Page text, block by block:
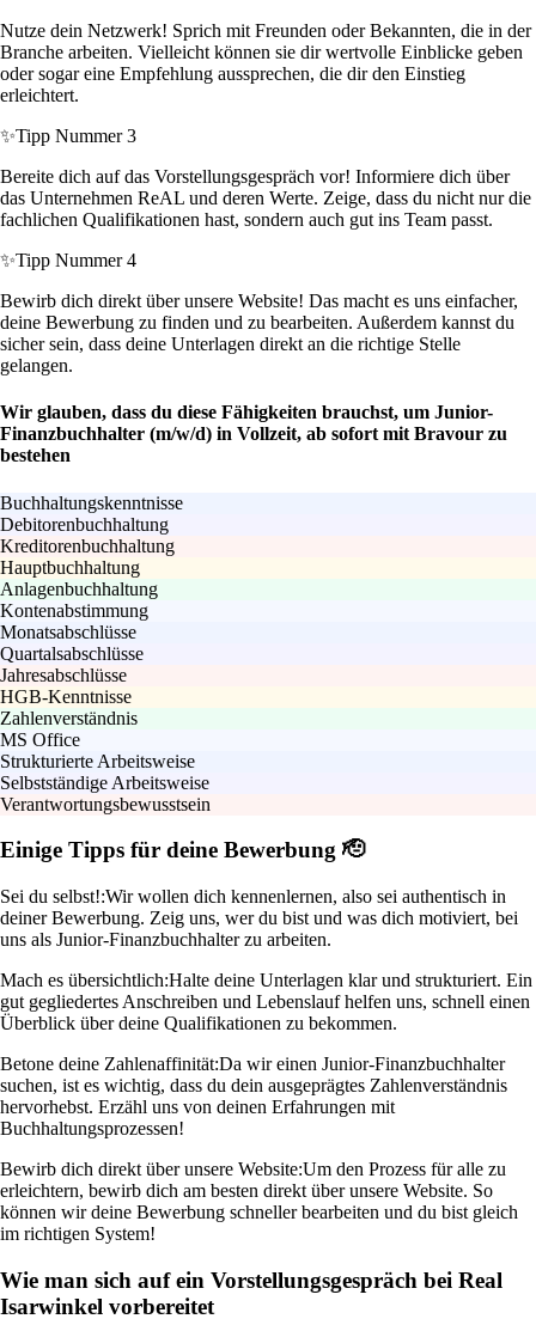
Nutze dein Netzwerk! Sprich mit Freunden oder Bekannten, die in der
Branche arbeiten. Vielleicht können sie dir wertvolle Einblicke geben
oder sogar eine Empfehlung aussprechen, die dir den Einstieg
erleichtert.
✨Tipp Nummer 3
Bereite dich auf das Vorstellungsgespräch vor! Informiere dich über
das Unternehmen ReAL und deren Werte. Zeige, dass du nicht nur die
fachlichen Qualifikationen hast, sondern auch gut ins Team passt.
✨Tipp Nummer 4
Bewirb dich direkt über unsere Website! Das macht es uns einfacher,
deine Bewerbung zu finden und zu bearbeiten. Außerdem kannst du
sicher sein, dass deine Unterlagen direkt an die richtige Stelle
gelangen.
Wir glauben, dass du diese Fähigkeiten brauchst, um Junior-
Finanzbuchhalter (m/w/d) in Vollzeit, ab sofort mit Bravour zu
bestehen
Buchhaltungskenntnisse
Debitorenbuchhaltung
Kreditorenbuchhaltung
Hauptbuchhaltung
Anlagenbuchhaltung
Kontenabstimmung
Monatsabschlüsse
Quartalsabschlüsse
Jahresabschlüsse
HGB-Kenntnisse
Zahlenverständnis
MS Office
Strukturierte Arbeitsweise
Selbstständige Arbeitsweise
Verantwortungsbewusstsein
Einige Tipps für deine Bewerbung 🫡
Sei du selbst!:Wir wollen dich kennenlernen, also sei authentisch in
deiner Bewerbung. Zeig uns, wer du bist und was dich motiviert, bei
uns als Junior-Finanzbuchhalter zu arbeiten.
Mach es übersichtlich:Halte deine Unterlagen klar und strukturiert. Ein
gut gegliedertes Anschreiben und Lebenslauf helfen uns, schnell einen
Überblick über deine Qualifikationen zu bekommen.
Betone deine Zahlenaffinität:Da wir einen Junior-Finanzbuchhalter
suchen, ist es wichtig, dass du dein ausgeprägtes Zahlenverständnis
hervorhebst. Erzähl uns von deinen Erfahrungen mit
Buchhaltungsprozessen!
Bewirb dich direkt über unsere Website:Um den Prozess für alle zu
erleichtern, bewirb dich am besten direkt über unsere Website. So
können wir deine Bewerbung schneller bearbeiten und du bist gleich
im richtigen System!
Wie man sich auf ein Vorstellungsgespräch bei Real
Isarwinkel vorbereitet